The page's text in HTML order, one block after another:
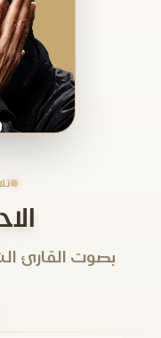
بصوت القارئ